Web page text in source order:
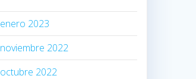
enero 2023
noviembre 2022
octubre 2022